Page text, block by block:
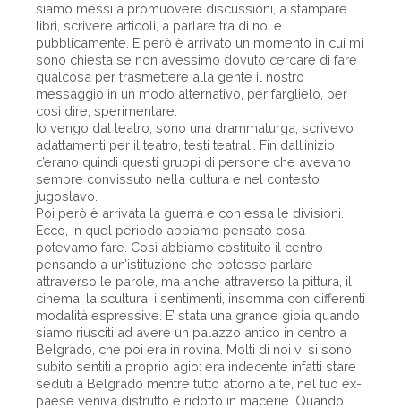
siamo messi a promuovere discussioni, a stampare
libri, scrivere articoli, a parlare tra di noi e
pubblicamente. E però è arrivato un momento in cui mi
sono chiesta se non avessimo dovuto cercare di fare
qualcosa per trasmettere alla gente il nostro
messaggio in un modo alternativo, per farglielo, per
così dire, sperimentare.
Io vengo dal teatro, sono una drammaturga, scrivevo
adattamenti per il teatro, testi teatrali. Fin dall’inizio
c’erano quindi questi gruppi di persone che avevano
sempre convissuto nella cultura e nel contesto
jugoslavo.
Poi però è arrivata la guerra e con essa le divisioni.
Ecco, in quel periodo abbiamo pensato cosa
potevamo fare. Così abbiamo costituito il centro
pensando a un’istituzione che potesse parlare
attraverso le parole, ma anche attraverso la pittura, il
cinema, la scultura, i sentimenti, insomma con differenti
modalità espressive. E’ stata una grande gioia quando
siamo riusciti ad avere un palazzo antico in centro a
Belgrado, che poi era in rovina. Molti di noi vi si sono
subito sentiti a proprio agio: era indecente infatti stare
seduti a Belgrado mentre tutto attorno a te, nel tuo ex-
paese veniva distrutto e ridotto in macerie. Quando